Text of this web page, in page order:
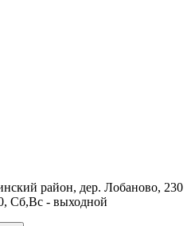
район, дер. Лобаново, 230
Cб,Вс - выходной